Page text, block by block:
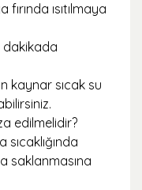
ısıtılmaya
dakikada
kaynar sıcak su
edilmelidir?
sıcaklığında
saklanmasına